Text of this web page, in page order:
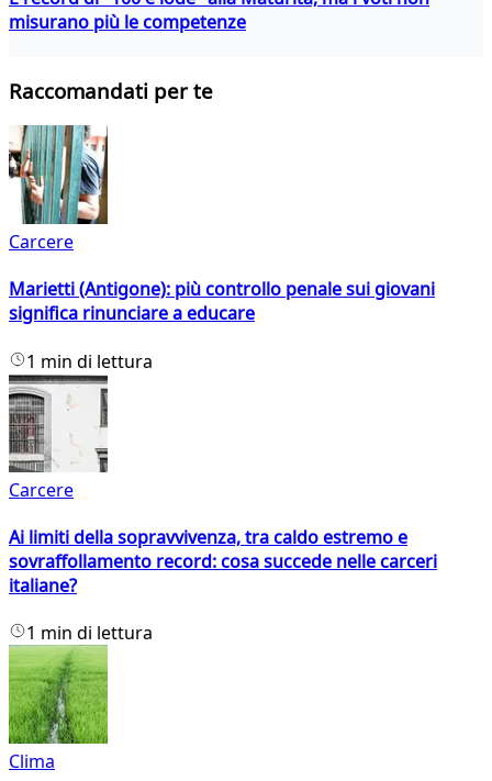
misurano più le competenze
Raccomandati per te
Carcere
Marietti (Antigone): più controllo penale sui giovani
significa rinunciare a educare
1 min di lettura
Carcere
Ai limiti della sopravvivenza, tra caldo estremo e
sovraffollamento record: cosa succede nelle carceri
italiane?
1 min di lettura
Clima